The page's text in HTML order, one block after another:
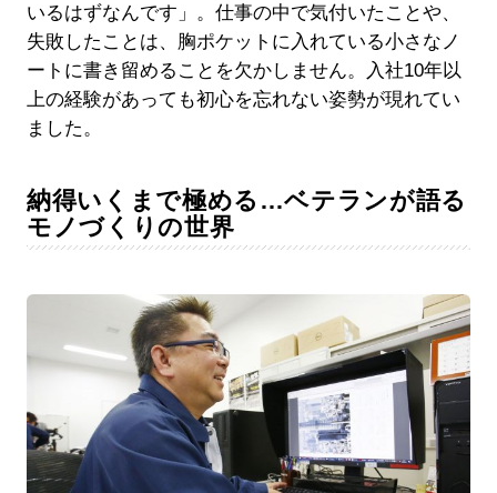
いるはずなんです」。仕事の中で気付いたことや、
失敗したことは、胸ポケットに入れている小さなノ
ートに書き留めることを欠かしません。入社10年以
上の経験があっても初心を忘れない姿勢が現れてい
ました。
納得いくまで極める…ベテランが語る
モノづくりの世界